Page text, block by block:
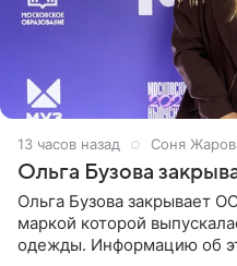
13 часов назад Соня
Ольга Бузова
Ольга Бузова закрывает
маркой которой
одежды. Информацию об